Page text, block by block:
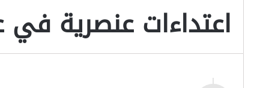
اعتداءات عنصرية